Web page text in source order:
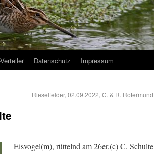
Datenschutz Impressum
Rieselfelder, 02.09.2022, C. & R. Rotermund
Eisvogel(m), rüttelnd am 26er,(c) C. Schulte